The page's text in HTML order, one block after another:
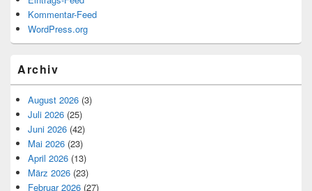
Kommentar-Feed
WordPress.org
Archiv
August 2026 (3)
Juli 2026 (25)
Juni 2026 (42)
Mai 2026 (23)
April 2026 (13)
März 2026 (23)
Februar 2026 (27)